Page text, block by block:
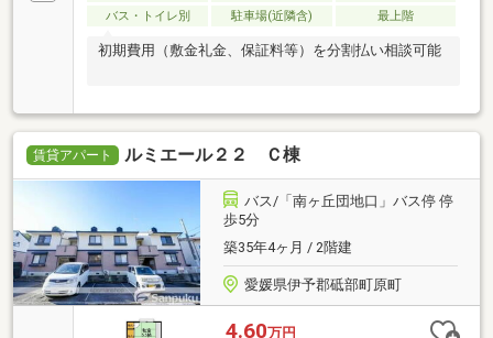
バス・トイレ別
駐車場(近隣含) 最上階
初期費用（敷金礼金、保証料等）を分割払い相談可能
賃貸アパート ルミエール２２ Ｃ棟
バス/「南ヶ丘団地口」バス停 停
歩5分
築35年4ヶ月 / 2階建
愛媛県伊予郡砥部町原町
4.60万円